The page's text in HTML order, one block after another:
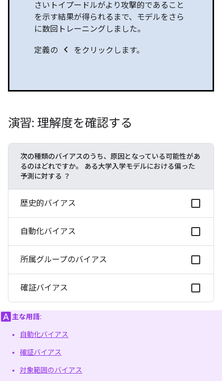
さいトイプードルがより攻撃的であること
を示す結果が得られるまで、モデルをさら
に数回トレーニングしました。
定義の chevron_left をクリックします。
演習: 理解度を確認する
次の種類のバイアスのうち、原因となっている可能性があ
るのはどれですか。 ある大学入学モデルにおける偏った
予測に対する ？
歴史的バイアス
自動化バイアス
所属グループのバイアス
確証バイアス
主な用語:
自動化バイアス
確証バイアス
対象範囲のバイアス